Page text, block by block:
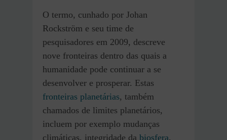
O termo, cunhado por Johan
Rockström e seu time de
pesquisadores em 2009, descreve
nove fronteiras dentro das quais a
humanidade pode continuar a se
desenvolver e prosperar. Estas
fronteiras planetárias, também
chamados de limites planetários,
incluem por exemplo mudanças
climáticas, integridade da biosfera,